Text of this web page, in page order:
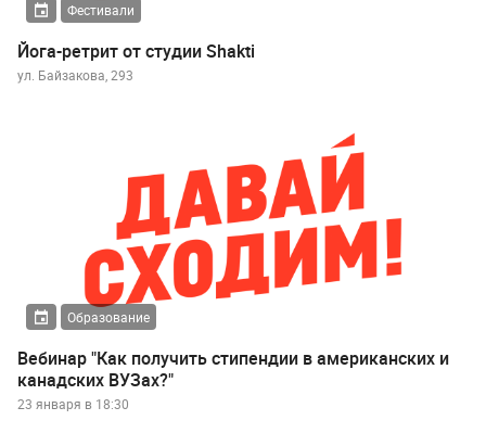
Фестивали
Йога-ретрит от студии Shakti
ул. Байзакова, 293
Образование
Вебинар "Как получить стипендии в американских и
канадских ВУЗах?"
23 января в 18:30